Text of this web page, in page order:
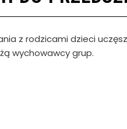
z rodzicami dzieci
wychowawcy grup.